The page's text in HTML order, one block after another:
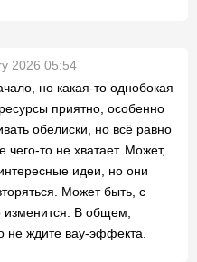
2026 05:54
но какая-то однобокая
приятно, особенно
обелиски, но всё равно
чего-то не хватает. Может,
идеи, но они
Может быть, с
изменится. В общем,
не ждите вау-эффекта.